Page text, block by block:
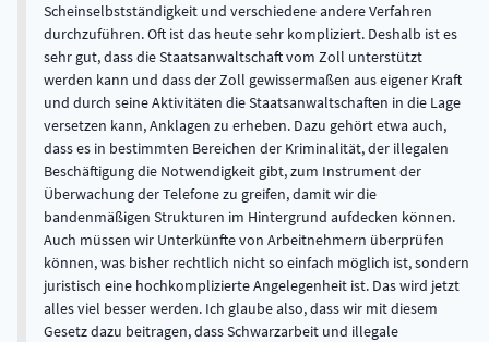
Scheinselbstständigkeit und verschiedene andere Verfahren
durchzuführen. Oft ist das heute sehr kompliziert. Deshalb ist es
sehr gut, dass die Staatsanwaltschaft vom Zoll unterstützt
werden kann und dass der Zoll gewissermaßen aus eigener Kraft
und durch seine Aktivitäten die Staatsanwaltschaften in die Lage
versetzen kann, Anklagen zu erheben. Dazu gehört etwa auch,
dass es in bestimmten Bereichen der Kriminalität, der illegalen
Beschäftigung die Notwendigkeit gibt, zum Instrument der
Überwachung der Telefone zu greifen, damit wir die
bandenmäßigen Strukturen im Hintergrund aufdecken können.
Auch müssen wir Unterkünfte von Arbeitnehmern überprüfen
können, was bisher rechtlich nicht so einfach möglich ist, sondern
juristisch eine hochkomplizierte Angelegenheit ist. Das wird jetzt
alles viel besser werden. Ich glaube also, dass wir mit diesem
Gesetz dazu beitragen, dass Schwarzarbeit und illegale